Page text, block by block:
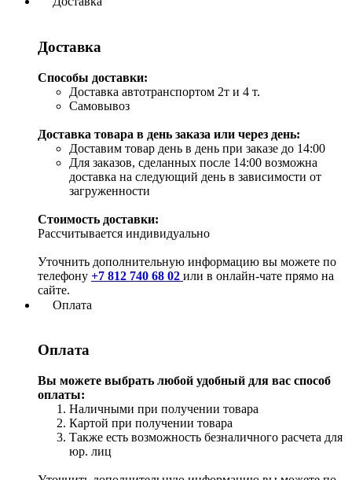
Доставка
Способы доставки:
Доставка автотранспортом 2т и 4 т.
Самовывоз
Доставка товара в день заказа или через день:
Доставим товар день в день при заказе до 14:00
Для заказов, сделанных после 14:00 возможна
доставка на следующий день в зависимости от
загруженности
Стоимость доставки:
Рассчитывается индивидуально
Уточнить дополнительную информацию вы можете по
телефону +7 812 740 68 02 или в онлайн-чате прямо на
сайте.
Оплата
Оплата
Вы можете выбрать любой удобный для вас способ
оплаты:
Наличными при получении товара
Картой при получении товара
Также есть возможность безналичного расчета для
юр. лиц